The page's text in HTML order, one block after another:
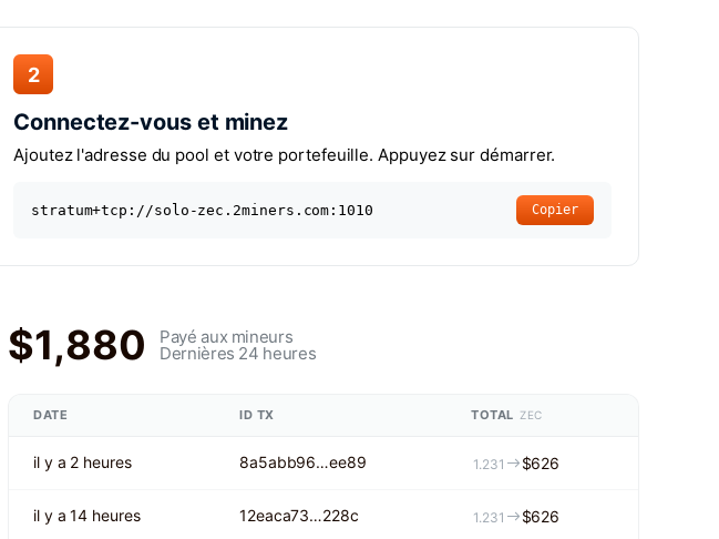
2
Connectez-vous et minez
Ajoutez l'adresse du pool et votre portefeuille. Appuyez sur démarrer.
stratum+tcp://solo-zec.2miners.com:1010 Copier
$1,880 Payé aux mineurs
Dernières 24 heures
DATE ID TX TOTAL ZEC
il y a 2 heures 8a5abb96…ee89 1.231 $626
il y a 14 heures 12eaca73…228c 1.231 $626